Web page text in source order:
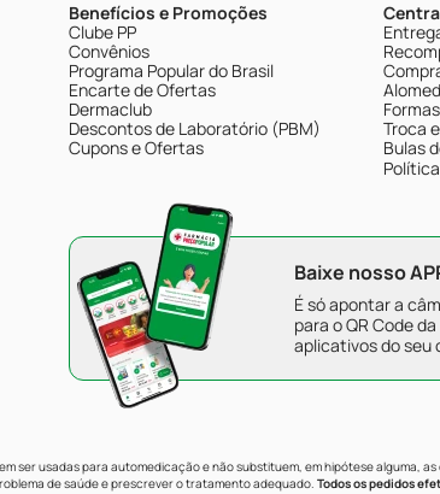
Benefícios e Promoções
Clube PP
Convênios
Programa Popular do Brasil
Encarte de Ofertas
Dermaclub
Descontos de Laboratório (PBM)
Cupons e Ofertas
Troca
Bulas
Baixe nosso
É só apontar a
para o QR Code
aplicativos do seu
ser usadas para automedicação e não substituem, em hipótese alguma,
de saúde e prescrever o tratamento adequado. Todos os pedidos